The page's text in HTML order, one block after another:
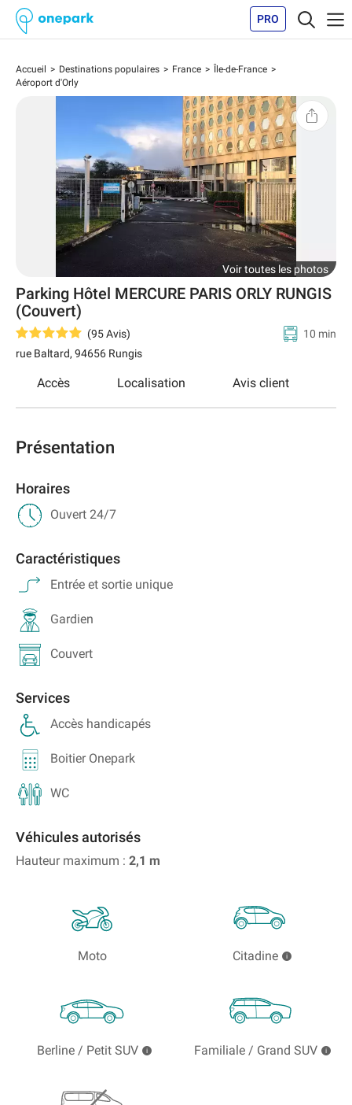
PRO
Accueil Destinations populaires France
Île-de-France
Aéroport d'Orly
Voir toutes les photos
Parking Hôtel MERCURE PARIS ORLY RUNGIS
(Couvert)
(95Avis)
10 min
rue Baltard, 94656 Rungis
Accès Localisation Avis client
Présentation
Horaires
Ouvert 24/7
Caractéristiques
Entrée et sortie unique
Gardien
Couvert
Services
Accès handicapés
Boitier Onepark
WC
Véhicules autorisés
Hauteur maximum : 2,1 m
Moto Citadine
Berline / Petit SUV Familiale / Grand SUV